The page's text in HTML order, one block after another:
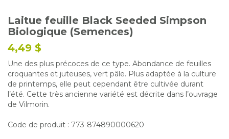
Nous joindre
Laitue feuille Black Seeded Simpson
Biologique (Semences)
4,49 $
Une des plus précoces de ce type. Abondance de feuilles
croquantes et juteuses, vert pâle. Plus adaptée à la culture
de printemps, elle peut cependant être cultivée durant
l’été. Cette très ancienne variété est décrite dans l’ouvrage
de Vilmorin.
Code de produit : 773-874890000620